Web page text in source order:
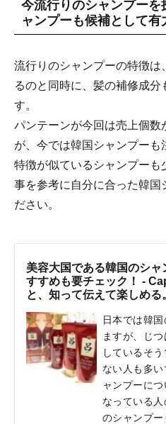
今流行りのシャンプー
ャンプーも候補として有
流行りのシャンプーの特徴
るのと同時に、髪の補修成
す。
パンテーンが今回は売上個数
が、今では韓国シャンプーも
特徴が似ているシャンプー
事を参考に自分に合った韓国
ださい。
美容大国である韓国のシ
すすめも要チェック！ -
と、知って伝えて楽しめる
日本では韓
ますが、じ
しているそ
ない人も多
ャンプーに
なっている
のシャンプ